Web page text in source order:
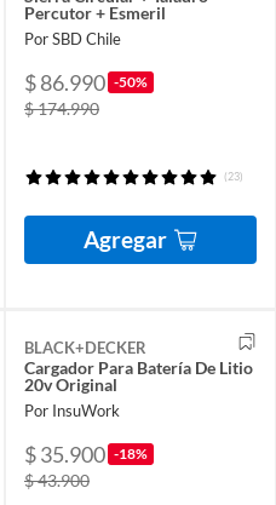
Percutor + Esmeril
Por SBD Chile
$ 86.990 -50%
$ 174.990
(23)
Agregar
BLACK+DECKER
Cargador Para Batería De Litio
20v Original
Por InsuWork
$ 35.900 -18%
$ 43.900